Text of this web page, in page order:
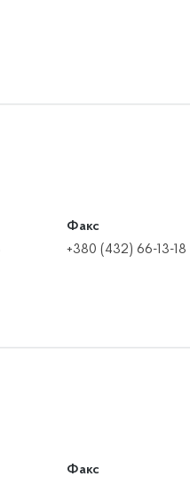
Факс
+380 (432) 66-13-18
Факс